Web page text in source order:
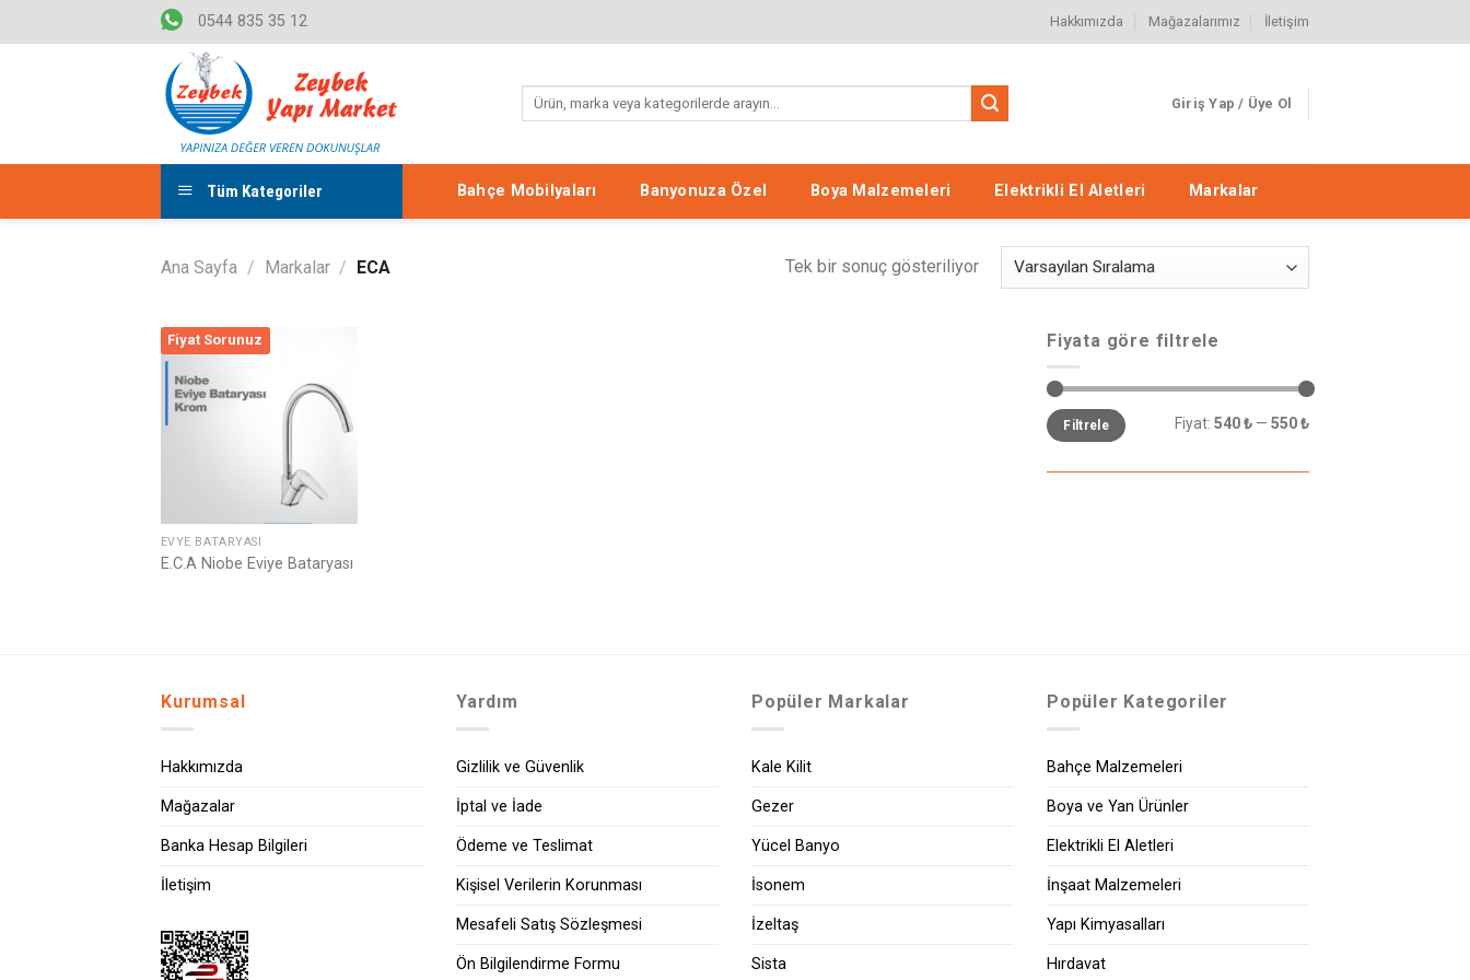
to
0544 835 35 12 Hakkımızda Mağazalarımız İletişim
Ara: Giriş Yap / Üye Ol
Tüm Kategoriler Bahçe Mobilyaları Banyonuza Özel Boya Malzemeleri Elektrikli El Aletleri Markalar
Ana Sayfa / Markalar / ECA Tek bir sonuç gösteriliyor
Fiyat Sorunuz
Listeme
EVYE BATARYASI
E.C.A Niobe Eviye Bataryası
Fiyata göre filtrele
Filtrele Fiyat: 540 ₺ — 550 ₺
Kurumsal
Hakkımızda
Mağazalar
Banka Hesap Bilgileri
İletişim
Yardım
Gizlilik ve Güvenlik
İptal ve İade
Ödeme ve Teslimat
Kişisel Verilerin Korunması
Mesafeli Satış Sözleşmesi
Ön Bilgilendirme Formu
Popüler Markalar
Kale Kilit
Gezer
Yücel Banyo
İsonem
İzeltaş
Sista
Popüler Kategoriler
Bahçe Malzemeleri
Boya ve Yan Ürünler
Elektrikli El Aletleri
İnşaat Malzemeleri
Yapı Kimyasalları
Hırdavat